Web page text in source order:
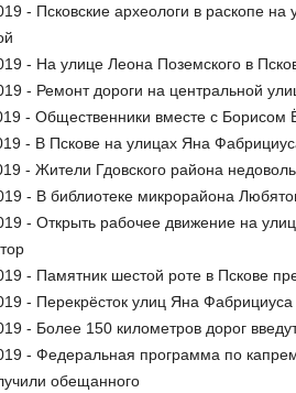
- Псковские археологи в раскопе
- На улице Леона Поземского в
- Ремонт дороги на центральной
- Общественники вместе с Борисом
- В Пскове на улицах Яна
- Жители Гдовского района
- В библиотеке микрорайона
- Открыть рабочее движение на
- Памятник шестой роте в Пскове
- Перекрёсток улиц Яна
- Более 150 километров дорог
- Федеральная программа по
обещанного